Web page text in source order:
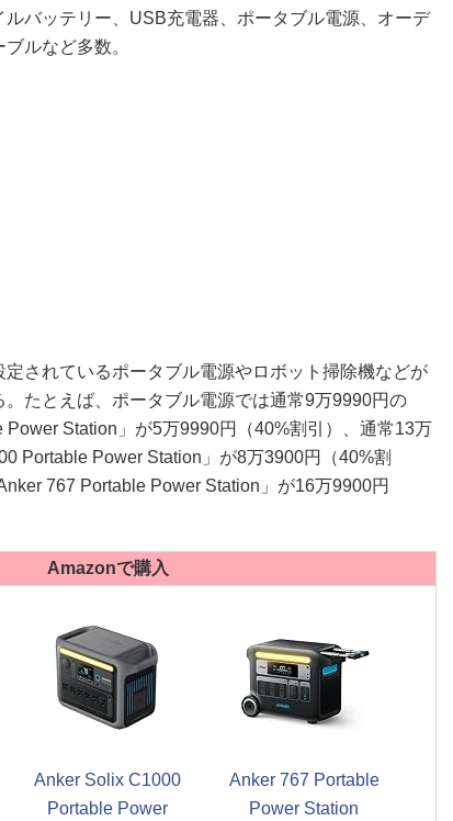
バッテリー、USB充電器、ポータブル電源、オーデ
ルなど多数。
されているポータブル電源やロボット掃除機などが
たとえば、ポータブル電源では通常9万9990円の
Power Station」が5万9990円（40%割引）、通常13万
Portable Power Station」が8万3900円（40%割
767 Portable Power Station」が16万9900円
Amazonで購入
Anker Solix C1000
Portable Power
Anker 767 Portable
Power Station